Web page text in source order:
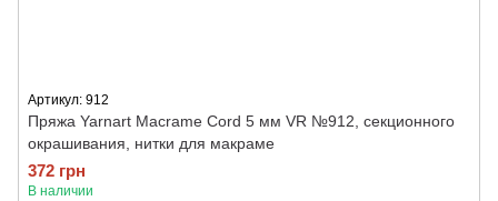
Артикул: 912
Пряжа Yarnart Macrame Cord 5 мм VR №912, секционного
окрашивания, нитки для макраме
372 грн
В наличии